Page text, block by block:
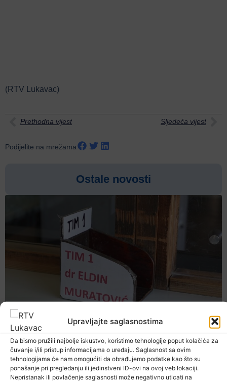
Upravljajte saglasnostima
Da bismo pružili najbolje iskustvo, koristimo tehnologije poput kolačića za
čuvanje i/ili pristup informacijama o uređaju. Saglasnost sa ovim
tehnologijama će nam omogućiti da obrađujemo podatke kao što su
ponašanje pri pregledanju ili jedinstveni ID-ovi na ovoj veb lokaciji.
Nepristanak ili povlačenje saglasnosti može negativno uticati na
(RTV Lukavac)
Prethodna vijest Sljedeća vijest
Podijelite na mrežama
Ostale novosti